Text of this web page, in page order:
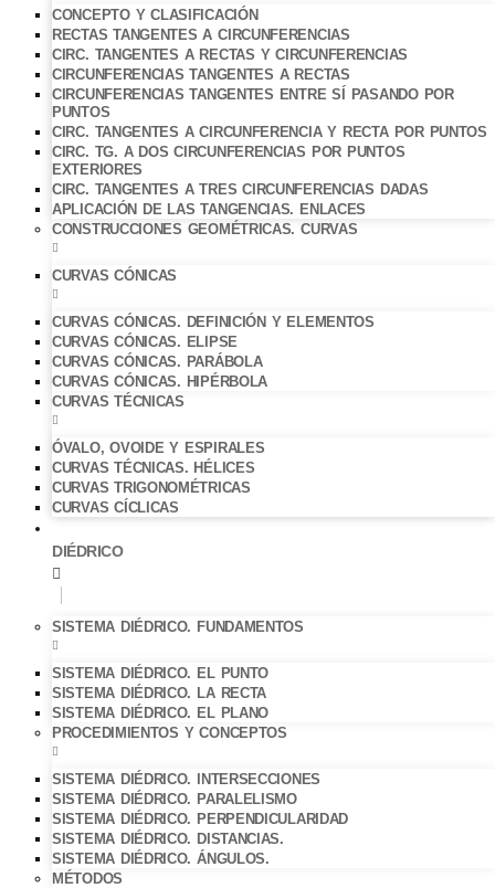
CONCEPTO Y CLASIFICACIÓN
RECTAS TANGENTES A CIRCUNFERENCIAS
CIRC. TANGENTES A RECTAS Y CIRCUNFERENCIAS
CIRCUNFERENCIAS TANGENTES A RECTAS
CIRCUNFERENCIAS TANGENTES ENTRE SÍ PASANDO POR
PUNTOS
CIRC. TANGENTES A CIRCUNFERENCIA Y RECTA POR PUNTOS
CIRC. TG. A DOS CIRCUNFERENCIAS POR PUNTOS
EXTERIORES
CIRC. TANGENTES A TRES CIRCUNFERENCIAS DADAS
APLICACIÓN DE LAS TANGENCIAS. ENLACES
CONSTRUCCIONES GEOMÉTRICAS. CURVAS
CURVAS CÓNICAS
CURVAS CÓNICAS. DEFINICIÓN Y ELEMENTOS
CURVAS CÓNICAS. ELIPSE
CURVAS CÓNICAS. PARÁBOLA
CURVAS CÓNICAS. HIPÉRBOLA
CURVAS TÉCNICAS
ÓVALO, OVOIDE Y ESPIRALES
CURVAS TÉCNICAS. HÉLICES
CURVAS TRIGONOMÉTRICAS
CURVAS CÍCLICAS
DIÉDRICO
SISTEMA DIÉDRICO. FUNDAMENTOS
SISTEMA DIÉDRICO. EL PUNTO
SISTEMA DIÉDRICO. LA RECTA
SISTEMA DIÉDRICO. EL PLANO
PROCEDIMIENTOS Y CONCEPTOS
SISTEMA DIÉDRICO. INTERSECCIONES
SISTEMA DIÉDRICO. PARALELISMO
SISTEMA DIÉDRICO. PERPENDICULARIDAD
SISTEMA DIÉDRICO. DISTANCIAS.
SISTEMA DIÉDRICO. ÁNGULOS.
MÉTODOS